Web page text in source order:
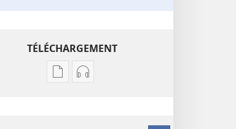
TÉLÉCHARGEMENT
OptionsOptions